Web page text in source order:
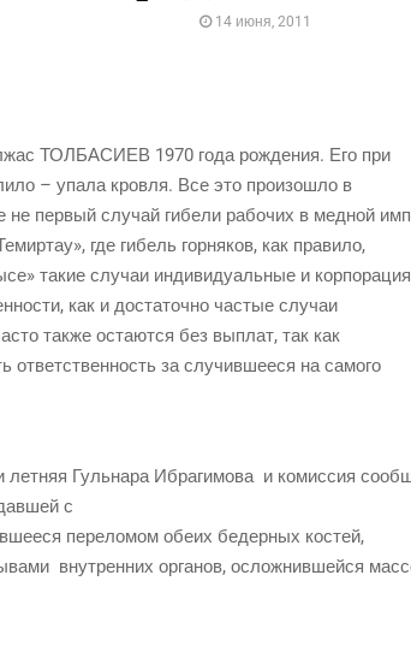
14 июня, 2011
ТОЛБАСИЕВ 1970 года рож­де­ния. Его при
– упа­ла кров­ля. Все это про­изо­шло в
пер­вый слу­чай гибе­ли рабо­чих в мед­ной
где гибель гор­ня­ков, как правило,
такие слу­чаи инди­ви­ду­аль­ные и корпорация
как и доста­точ­но частые случаи
так­же оста­ют­ся без выплат, так как
ответ­ствен­ность за слу­чив­ше­е­ся на самого
Гуль­на­ра Ибра­ги­мо­ва и комис­сия
с
пере­ло­мом обе­их бедер­ных костей,
внут­рен­них орга­нов, ослож­нив­шей­ся